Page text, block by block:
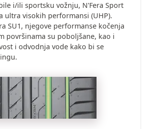
i/ili sportsku vožnju, N'Fera Sport
ultra visokih performansi (UHP).
SU1, njegove performanse kočenja
površinama su poboljšane, kao i
i odvodnja vode kako bi se